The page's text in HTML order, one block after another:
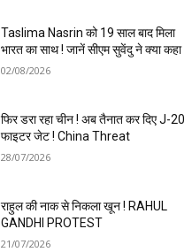
Taslima Nasrin को 19 साल बाद मिला
भारत का साथ ! जानें सीएम सुवेंदु ने क्या कहा
02/08/2026
फिर डरा रहा चीन ! अब तैनात कर दिए J-20
फाइटर जेट ! China Threat
28/07/2026
राहुल की नाक से निकला खून ! RAHUL
GANDHI PROTEST
21/07/2026